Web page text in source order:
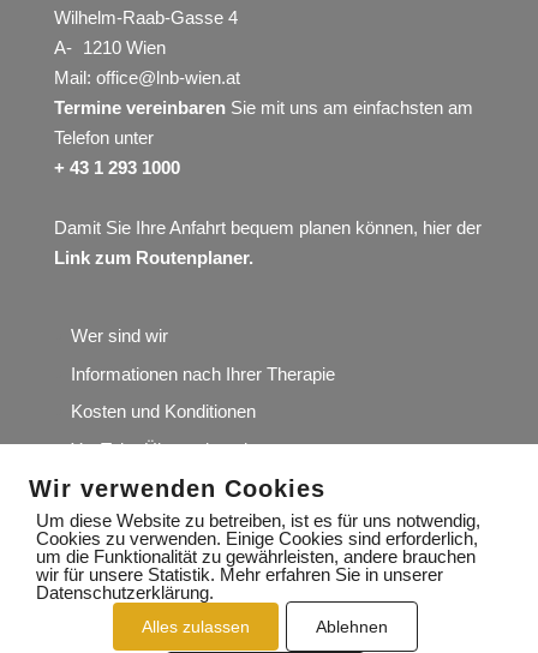
Wilhelm-Raab-Gasse 4
A- 1210 Wien
Mail: office@lnb-wien.at
Termine vereinbarenSie mit uns am einfachsten am
Telefon unter
+ 43 1 293 1000
Damit Sie Ihre Anfahrt bequem planen können, hier der
Link zum Routenplaner.
Wer sind wir
Informationen nach Ihrer Therapie
Kosten und Konditionen
YouTube Übungskanal
Wir würden uns über Ihre Google-Rezension sehr
freuen
Wir verwenden Cookies
Um diese Website zu betreiben, ist es für uns notwendig,
Cookies zu verwenden. Einige Cookies sind erforderlich,
um die Funktionalität zu gewährleisten, andere brauchen
wir für unsere Statistik. Mehr erfahren Sie in unserer
Datenschutzerklärung.
Alles zulassen Ablehnen